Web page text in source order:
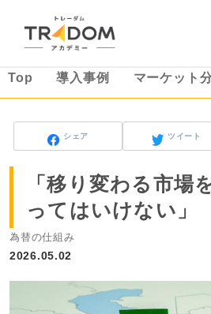
Top 導入事例 マーケット
シェア ツイート
「移り変わる市場
ってはいけない」
為替の仕組み
2026.05.02